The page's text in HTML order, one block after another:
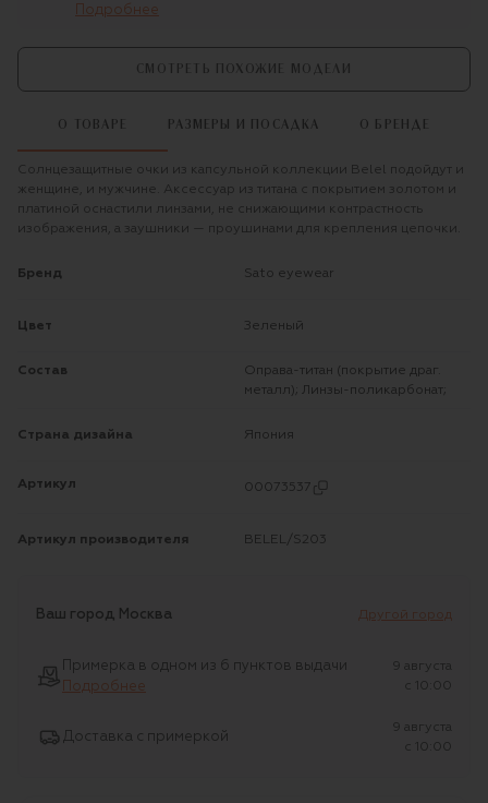
Подробнее
СМОТРЕТЬ ПОХОЖИЕ МОДЕЛИ
О ТОВАРЕ РАЗМЕРЫ И ПОСАДКА О БРЕНДЕ
Солнцезащитные очки из капсульной коллекции Belel подойдут и
женщине, и мужчине. Аксессуар из титана с покрытием золотом и
платиной оснастили линзами, не снижающими контрастность
изображения, а заушники — проушинами для крепления цепочки.
Бренд sato eyewear
Цвет Зеленый
Состав
Оправа-титан (покрытие драг.
металл); Линзы-поликарбонат;
Страна дизайна Япония
Артикул 00073537
Артикул производителя BELEL/S203
Ваш город Москва Другой город
Примерка в одном из 6 пунктов выдачи
Подробнее
9 августа
c 10:00
Доставка с примеркой
9 августа
c 10:00